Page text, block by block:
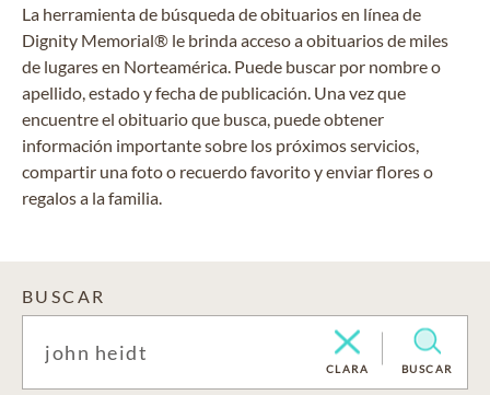
La herramienta de búsqueda de obituarios en línea de
Dignity Memorial® le brinda acceso a obituarios de miles
de lugares en Norteamérica. Puede buscar por nombre o
apellido, estado y fecha de publicación. Una vez que
encuentre el obituario que busca, puede obtener
información importante sobre los próximos servicios,
compartir una foto o recuerdo favorito y enviar flores o
regalos a la familia.
BUSCAR
CLARA BUSCAR